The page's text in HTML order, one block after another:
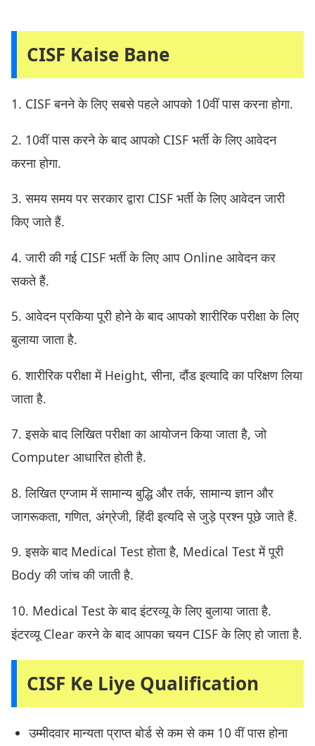
CISF Kaise Bane
1. CISF बनने के लिए सबसे पहले आपको 10वीं पास करना होगा.
2. 10वीं पास करने के बाद आपको CISF भर्ती के लिए आवेदन
करना होगा.
3. समय समय पर सरकार द्वारा CISF भर्ती के लिए आवेदन जारी
किए जाते हैं.
4. जारी की गई CISF भर्ती के लिए आप Online आवेदन कर
सकते हैं.
5. आवेदन प्रकिया पूरी होने के बाद आपको शारीरिक परीक्षा के लिए
बुलाया जाता है.
6. शारीरिक परीक्षा में Height, सीना, दौंड इत्यादि का परिक्षण लिया
जाता है.
7. इसके बाद लिखित परीक्षा का आयोजन किया जाता है, जो
Computer आधारित होती है.
8. लिखित एग्जाम में सामान्य बुद्धि और तर्क, सामान्य ज्ञान और
जागरूकता, गणित, अंग्रेजी, हिंदी इत्यदि से जुड़े प्रश्न पूछे जाते हैं.
9. इसके बाद Medical Test होता है, Medical Test में पूरी
Body की जांच की जाती है.
10. Medical Test के बाद इंटरव्यू के लिए बुलाया जाता है.
इंटरव्यू Clear करने के बाद आपका चयन CISF के लिए हो जाता है.
CISF Ke Liye Qualification
उम्मीदवार मान्यता प्राप्त बोर्ड से कम से कम 10 वीं पास होना